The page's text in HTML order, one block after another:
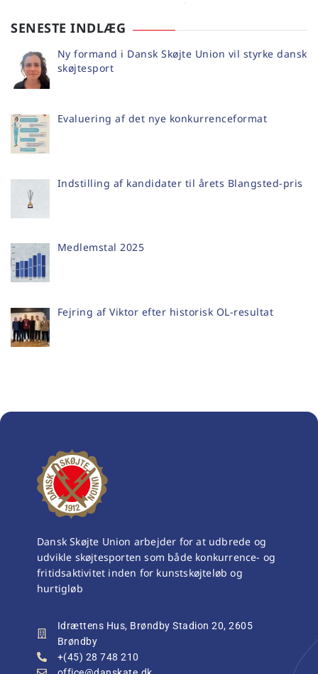
SENESTE INDLÆG
Ny formand i Dansk Skøjte Union vil styrke dansk
skøjtesport
Evaluering af det nye konkurrenceformat
Indstilling af kandidater til årets Blangsted-pris
Medlemstal 2025
Fejring af Viktor efter historisk OL-resultat
Dansk Skøjte Union arbejder for at udbrede og
udvikle skøjtesporten som både konkurrence- og
fritidsaktivitet inden for kunstskøjteløb og
hurtigløb
Idrættens Hus, Brøndby Stadion 20, 2605
Brøndby
+(45) 28 748 210